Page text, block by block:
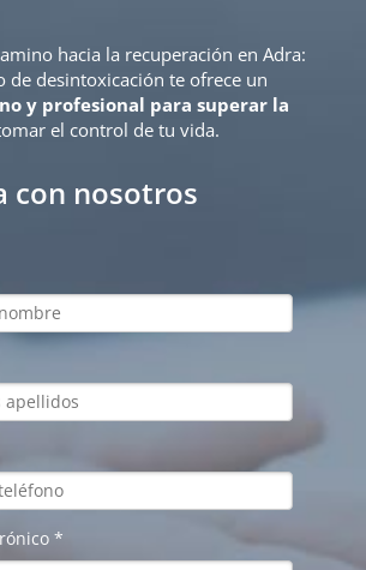
hacia la recuperación en Adra:
de desintoxicación te ofrece un
y profesional para superar la
el control de tu vida.
con nosotros